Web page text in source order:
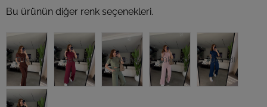
Bu ürünün diğer renk seçenekleri.
Tükendi Tükendi Tükendi Tükendi Tükendi